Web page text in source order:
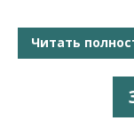
Читать